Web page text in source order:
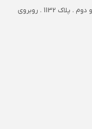
دفتر مرکزی: صادقیه . بین فلکه اول و دوم . پلاک 1132 . روبروی